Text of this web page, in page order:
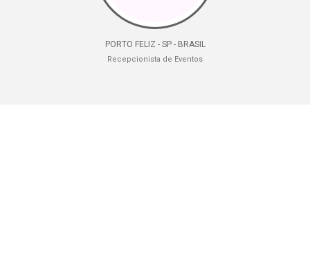
PORTO FELIZ - SP - BRASIL
Recepcionista de Eventos